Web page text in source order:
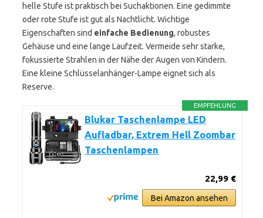
helle Stufe ist praktisch bei Suchaktionen. Eine gedimmte
oder rote Stufe ist gut als Nachtlicht. Wichtige
Eigenschaften sind einfache Bedienung, robustes
Gehäuse und eine lange Laufzeit. Vermeide sehr starke,
fokussierte Strahlen in der Nähe der Augen von Kindern.
Eine kleine Schlüsselanhänger-Lampe eignet sich als
Reserve.
EMPFEHLUNG
Blukar Taschenlampe LED
Aufladbar, Extrem Hell Zoombar
Taschenlampen
22,99 €
Bei Amazon ansehen